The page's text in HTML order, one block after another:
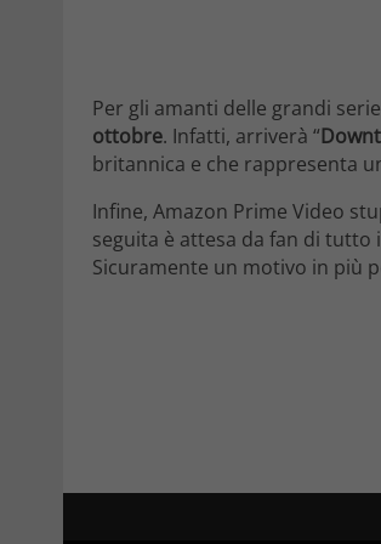
Per gli amanti delle grandi
ottobre. Infatti, arriverà “
britannica e che rappresenta
Infine, Amazon Prime Video
seguita è attesa da fan di tutto
Sicuramente un motivo in più